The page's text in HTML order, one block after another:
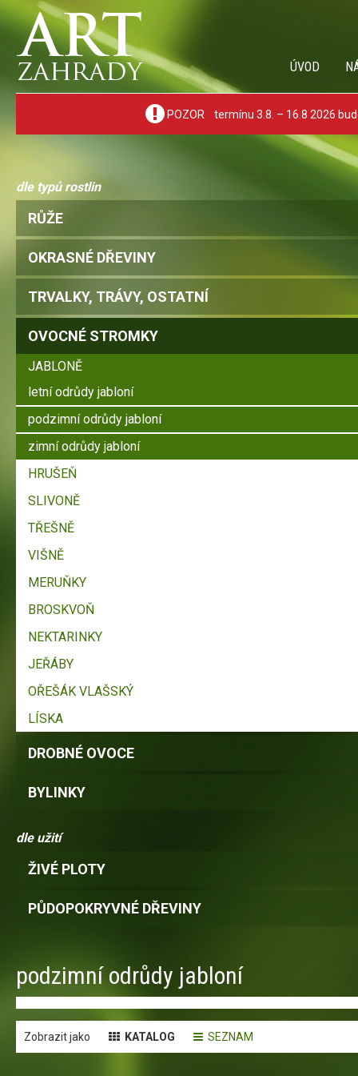
ÚVOD
POZOR termínu 3.8. – 16.8 2026
dle typů rostlin
RŮŽE
OKRASNÉ DŘEVINY
TRVALKY, TRÁVY, OSTATNÍ
OVOCNÉ STROMKY
JABLONĚ
letní odrůdy jabloní
podzimní odrůdy jabloní
zimní odrůdy jabloní
HRUŠEŇ
SLIVONĚ
TŘEŠNĚ
VIŠNĚ
MERUŇKY
BROSKVOŇ
NEKTARINKY
JEŘÁBY
OŘEŠÁK VLAŠSKÝ
LÍSKA
DROBNÉ OVOCE
BYLINKY
dle užití
ŽIVÉ PLOTY
PŮDOPOKRYVNÉ DŘEVINY
podzimní odrůdy jabloní
Zobrazit jako KATALOG SEZNAM